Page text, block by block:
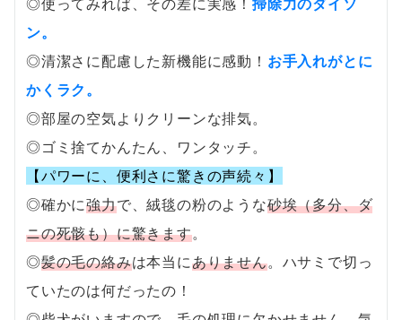
◎使ってみれば、その差に実感！ 掃除力のダイソ
ン。
◎清潔さに配慮した新機能に感動！ お手入れがとに
かくラク。
◎部屋の空気よりクリーンな排気。
◎ゴミ捨てかんたん、ワンタッチ。
【パワーに、便利さに驚きの声続々】
◎確かに強力で、絨毯の粉のような砂埃（多分、ダ
ニの死骸も）に驚きます。
◎髪の毛の絡みは本当にありません。ハサミで切っ
ていたのは何だったの！